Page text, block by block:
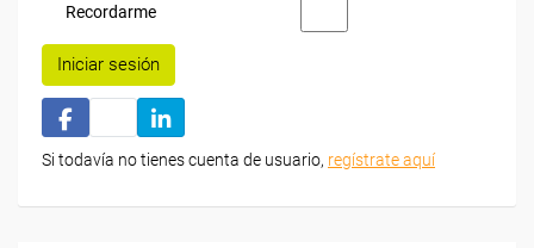
Recordarme
Iniciar sesión
Si todavía no tienes cuenta de usuario, regístrate aquí